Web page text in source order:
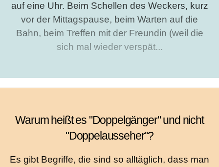
auf eine Uhr. Beim Schellen des Weckers, kurz
vor der Mittagspause, beim Warten auf die
Bahn, beim Treffen mit der Freundin (weil die
sich mal wieder verspät...
Warum heißt es "Doppelgänger" und nicht
"Doppelausseher"?
Es gibt Begriffe, die sind so alltäglich, dass man